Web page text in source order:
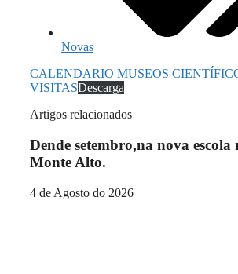
Novas
CALENDARIO MUSEOS
VISITASDescarga
Artigos relacionados
Dende setembro,na nova escola
Monte Alto.
4 de Agosto do 2026